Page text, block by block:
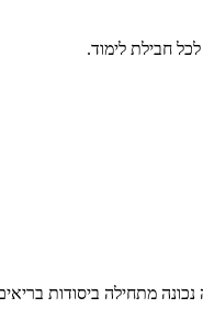
חבילת לימוד.
מתחילה ביסודות